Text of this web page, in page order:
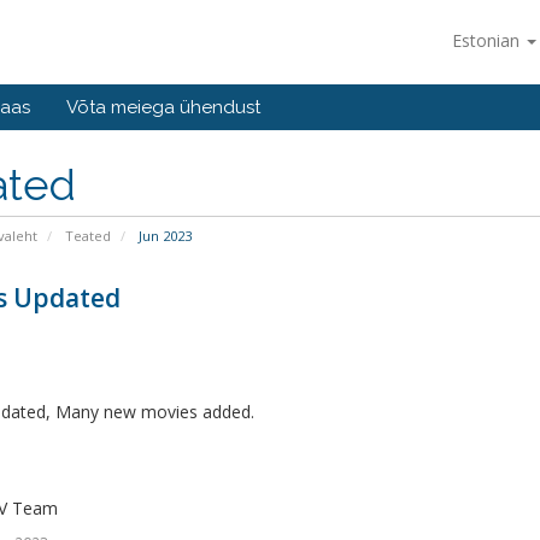
Estonian
Võta meiega ühendust
Teated Jun 2023
Updated
Many new movies added.
Team